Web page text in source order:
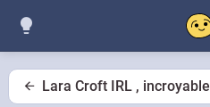
Lara Croft IRL , incroyable